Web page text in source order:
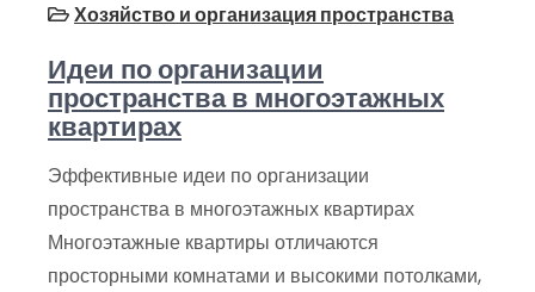
Хозяйство и организация пространства
Идеи по организации
пространства в многоэтажных
квартирах
Эффективные идеи по организации
пространства в многоэтажных квартирах
Многоэтажные квартиры отличаются
просторными комнатами и высокими потолками,